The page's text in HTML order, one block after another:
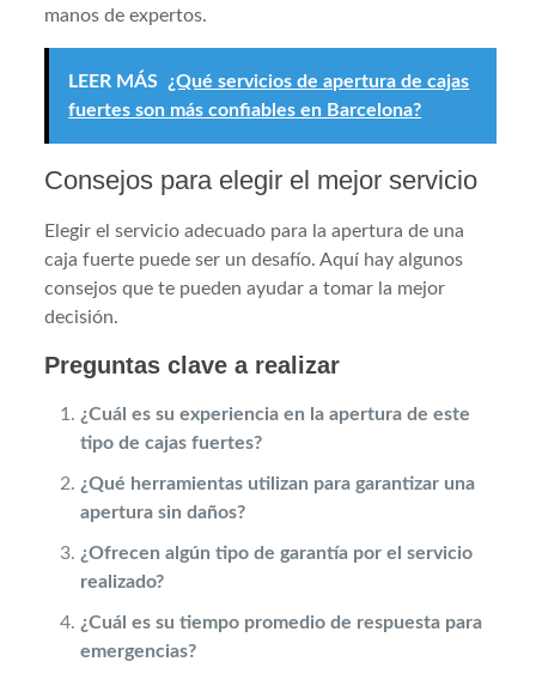
manos de expertos.
LEER MÁS ¿Qué servicios de apertura de cajas
fuertes son más confiables en Barcelona?
Consejos para elegir el mejor servicio
Elegir el servicio adecuado para la apertura de una
caja fuerte puede ser un desafío. Aquí hay algunos
consejos que te pueden ayudar a tomar la mejor
decisión.
Preguntas clave a realizar
¿Cuál es su experiencia en la apertura de este
tipo de cajas fuertes?
¿Qué herramientas utilizan para garantizar una
apertura sin daños?
¿Ofrecen algún tipo de garantía por el servicio
realizado?
¿Cuál es su tiempo promedio de respuesta para
emergencias?